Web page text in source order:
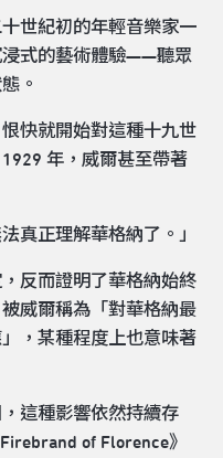
世紀初的年輕音樂家一
浸式的藝術體驗——聽眾
。
快就開始對這種十九世
年，威爾甚至帶著
真正理解華格納了。」
反而證明了華格納始終
威爾稱為「對華格納最
，某種程度上也意味著
這種影響依然持續存
of Florence》